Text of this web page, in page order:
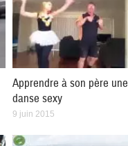
Apprendre à son père une
danse sexy
9 juin 2015